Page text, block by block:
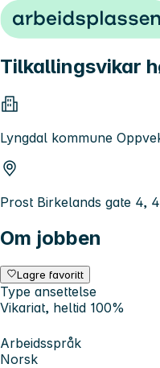
Hopp til innhold
Tilkallingsvikar
Lyngdal kommune
Prost Birkelands gate 4,
Om jobben
Lagre favoritt
Type ansettelse
Vikariat, heltid 100%
Arbeidsspråk
Norsk